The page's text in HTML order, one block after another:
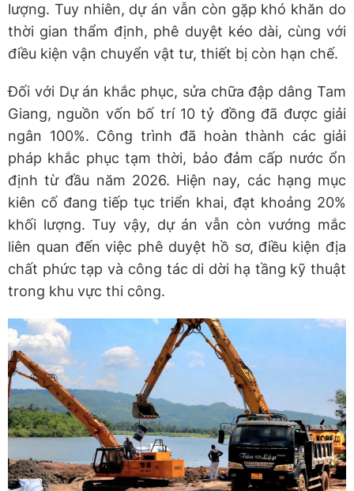
lượng. Tuy nhiên, dự án vẫn còn gặp khó khăn do
thời gian thẩm định, phê duyệt kéo dài, cùng với
điều kiện vận chuyển vật tư, thiết bị còn hạn chế.
Đối với Dự án khắc phục, sửa chữa đập dâng Tam
Giang, nguồn vốn bố trí 10 tỷ đồng đã được giải
ngân 100%. Công trình đã hoàn thành các giải
pháp khắc phục tạm thời, bảo đảm cấp nước ổn
định từ đầu năm 2026. Hiện nay, các hạng mục
kiên cố đang tiếp tục triển khai, đạt khoảng 20%
khối lượng. Tuy vậy, dự án vẫn còn vướng mắc
liên quan đến việc phê duyệt hồ sơ, điều kiện địa
chất phức tạp và công tác di dời hạ tầng kỹ thuật
trong khu vực thi công.